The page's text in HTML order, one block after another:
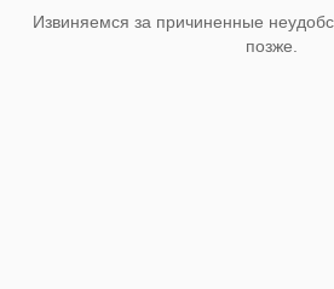
Извиняемся за причиненные
позже.